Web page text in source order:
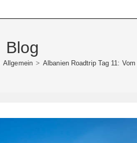
Blog
Allgemein > Albanien Roadtrip Tag 11: